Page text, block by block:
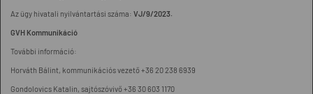
Az ügy hivatali nyilvántartási száma: VJ/9/2023.
GVH Kommunikáció
További információ:
Horváth Bálint, kommunikációs vezető +36 20 238 6939
Gondolovics Katalin, sajtószóvivő +36 30 603 1170